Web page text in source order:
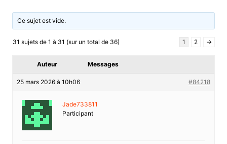
Ce sujet est vide.
31 sujets de 1 à 31 (sur un total de 36) 1 2 →
Auteur Messages
25 mars 2026 à 10h06 #84218
Jade733811
Participant